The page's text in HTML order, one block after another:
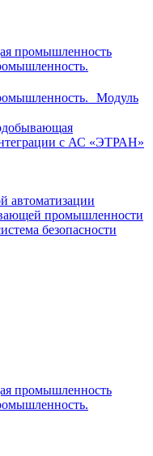
промышленность
Модуль
с АС «ЭТРАН»
автоматизации
промышленности
безопасности
промышленность